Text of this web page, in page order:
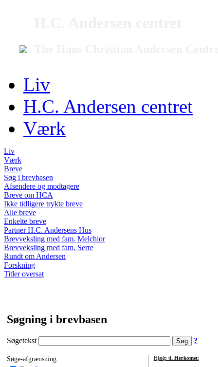
Liv
H.C. Andersen centret
Værk
Liv
Værk
Breve
Søg i brevbasen
Afsendere og modtagere
Breve om HCA
Ikke tidligere trykte breve
Alle breve
Enkelte breve
Partner H.C. Andersens Hus
Brevveksling med fam. Melchior
Brevveksling med fam. Serre
Rundt om Andersen
Forskning
Titler oversat
Søgning i brevbasen
Søgetekst ?
Søge-afgrænsning:
Hjælp til Herkomst: